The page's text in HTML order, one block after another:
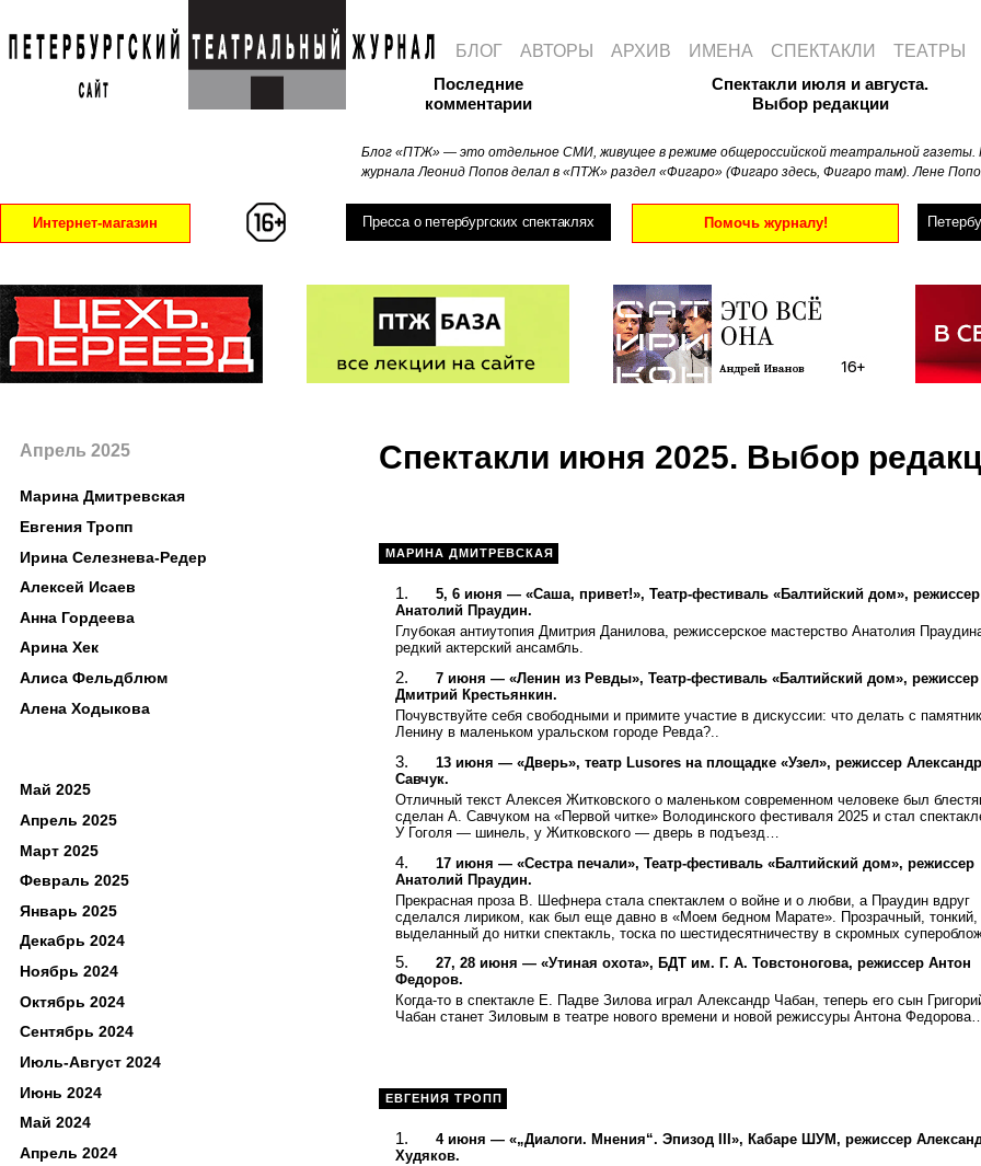
Последние
комментарии
Блог «ПТЖ» — это отдельное СМИ, живущее в режиме общероссийской театральной газеты.
журнала Леонид Попов делал в «ПТЖ» раздел «Фигаро» (Фигаро здесь, Фигаро там). Лене
Спектакли июля и августа.
Выбор редакции
Интернет-магазин Пресса о петербургских спектаклях Помочь журналу!
БЛОГ АВТОРЫ АРХИВ ИМЕНА СПЕКТАКЛИ ТЕАТРЫ
Спектакли июня 2025. Выбор
МАРИНА ДМИТРЕВСКАЯ
5, 6 июня — «Саша, привет!», Театр-фестиваль «Балтийский дом», режиссер
Анатолий Праудин.
Глубокая антиутопия Дмитрия Данилова, режиссерское мастерство Анатолия
редкий актерский ансамбль.
7 июня — «Ленин из Ревды», Театр-фестиваль «Балтийский дом», режиссер
Дмитрий Крестьянкин.
Почувствуйте себя свободными и примите участие в дискуссии: что делать с
Ленину в маленьком уральском городе Ревда?..
13 июня — «Дверь», театр Lusores на площадке «Узел», режиссер Александр
Савчук.
Отличный текст Алексея Житковского о маленьком современном человеке был
сделан А. Савчуком на «Первой читке» Володинского фестиваля 2025 и стал
У Гоголя — шинель, у Житковского — дверь в подъезд…
17 июня — «Сестра печали», Театр-фестиваль «Балтийский дом», режиссер
Анатолий Праудин.
Прекрасная проза В. Шефнера стала спектаклем о войне и о любви, а Праудин вдруг
сделался лириком, как был еще давно в «Моем бедном Марате». Прозрачный, тонкий,
выделанный до нитки спектакль, тоска по шестидесятничеству в скромных
27, 28 июня — «Утиная охота», БДТ им. Г. А. Товстоногова, режиссер Антон
Федоров.
Когда-то в спектакле Е. Падве Зилова играл Александр Чабан, теперь его сын
Чабан станет Зиловым в театре нового времени и новой режиссуры Антона
ЕВГЕНИЯ ТРОПП
4 июня — «„Диалоги. Мнения“. Эпизод III», Кабаре ШУМ, режиссер
Худяков.
Апрель 2025
Марина Дмитревская
Евгения Тропп
Ирина Селезнева-Редер
Алексей Исаев
Анна Гордеева
Арина Хек
Алиса Фельдблюм
Алена Ходыкова
Май 2025
Апрель 2025
Март 2025
Февраль 2025
Январь 2025
Декабрь 2024
Ноябрь 2024
Октябрь 2024
Сентябрь 2024
Июль-Август 2024
Июнь 2024
Май 2024
Апрель 2024